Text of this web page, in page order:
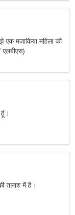
मजाकिया महिला की
हूं।
तलाश में है।